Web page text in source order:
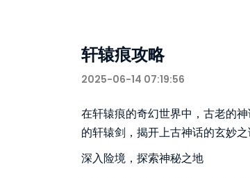
轩辕痕攻略
2025-06-14 07:19:56
在轩辕痕的奇幻世界中，古老的
的轩辕剑，揭开上古神话的玄妙之
深入险境，探索神秘之地